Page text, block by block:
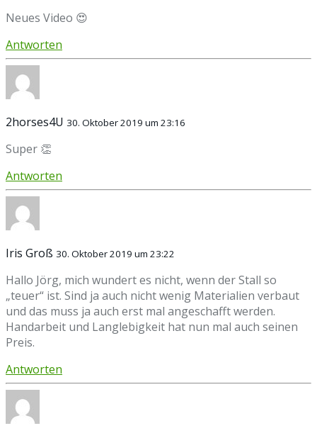
Neues Video 😍
Antworten
2horses4U 30. Oktober 2019 um 23:16
Super 👏
Antworten
Iris Groß 30. Oktober 2019 um 23:22
Hallo Jörg, mich wundert es nicht, wenn der Stall so
„teuer“ ist. Sind ja auch nicht wenig Materialien verbaut
und das muss ja auch erst mal angeschafft werden.
Handarbeit und Langlebigkeit hat nun mal auch seinen
Preis.
Antworten